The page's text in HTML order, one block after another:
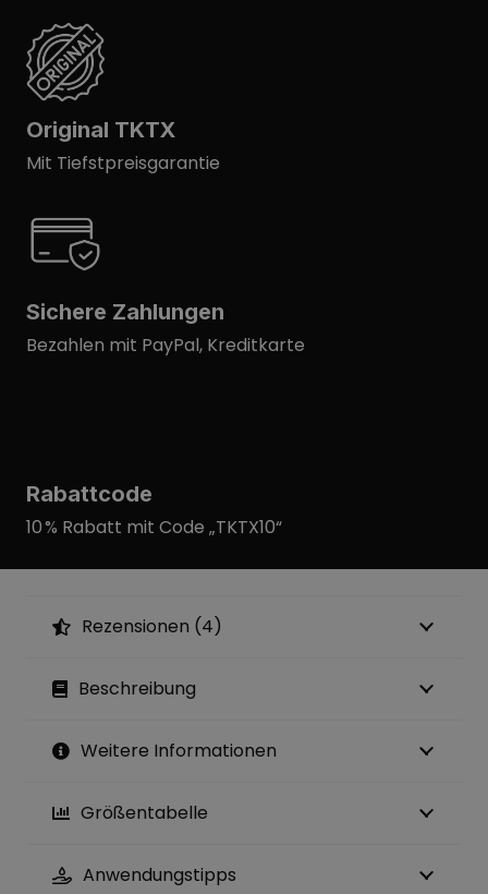
Original TKTX
Mit Tiefstpreisgarantie
Sichere Zahlungen
Bezahlen mit PayPal, Kreditkarte
Rabattcode
10 % Rabatt mit Code „TKTX10“
Rezensionen (4)
Beschreibung
Weitere Informationen
Größentabelle
Anwendungstipps